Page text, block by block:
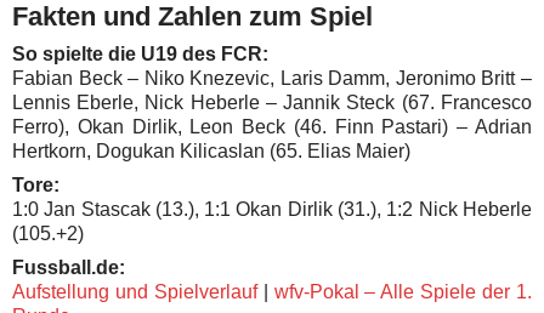
Fakten und Zahlen zum Spiel
So spielte die U19 des FCR:
Fabian Beck – Niko Knezevic, Laris Damm, Jeronimo Britt –
Lennis Eberle, Nick Heberle – Jannik Steck (67. Francesco
Ferro), Okan Dirlik, Leon Beck (46. Finn Pastari) – Adrian
Hertkorn, Dogukan Kilicaslan (65. Elias Maier)
Tore:
1:0 Jan Stascak (13.), 1:1 Okan Dirlik (31.), 1:2 Nick Heberle
(105.+2)
Fussball.de:
Aufstellung und Spielverlauf| wfv-Pokal – Alle Spiele der 1.